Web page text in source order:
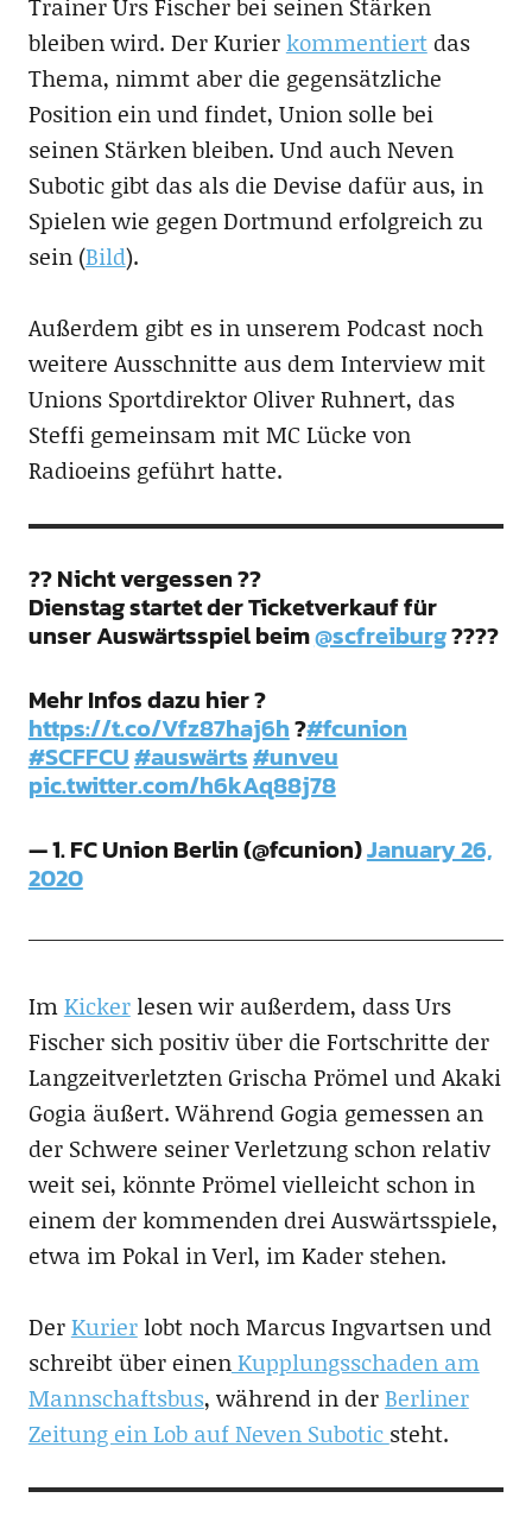
Trainer Urs Fischer bei seinen Stärken
bleiben wird. Der Kurier kommentiertdas
Thema, nimmt aber die gegensätzliche
Position ein und findet, Union solle bei
seinen Stärken bleiben. Und auch Neven
Subotic gibt das als die Devise dafür aus, in
Spielen wie gegen Dortmund erfolgreich zu
sein (Bild).
Außerdem gibt es in unserem Podcast noch
weitere Ausschnitte aus dem Interview mit
Unions Sportdirektor Oliver Ruhnert, das
Steffi gemeinsam mit MC Lücke von
Radioeins geführt hatte.
?? Nicht vergessen ??
Dienstag startet der Ticketverkauf für
unser Auswärtsspiel beim@scfreiburg????
Mehr Infos dazu hier ?
https://t.co/Vfz87haj6h?#fcunion
#SCFFCU#auswärts#unveu
pic.twitter.com/h6kAq88j78
— 1. FC Union Berlin (@fcunion)January 26,
2020
ImKickerlesen wir außerdem, dass Urs
Fischer sich positiv über die Fortschritte der
Langzeitverletzten Grischa Prömel und Akaki
Gogia äußert. Während Gogia gemessen an
der Schwere seiner Verletzung schon relativ
weit sei, könnte Prömel vielleicht schon in
einem der kommenden drei Auswärtsspiele,
etwa im Pokal in Verl, im Kader stehen.
DerKurierlobt noch Marcus Ingvartsen und
schreibt über einenKupplungsschaden am
Mannschaftsbus, während in derBerliner
Zeitung ein Lob auf Neven Subotic steht.